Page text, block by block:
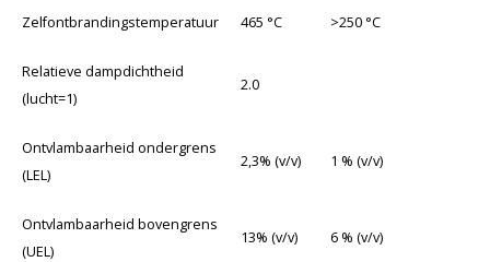
Zelfontbrandingstemperatuur 465 °C >250 °C
Relatieve dampdichtheid
(lucht=1)
2.0
Ontvlambaarheid ondergrens
(LEL)
2,3% (v/v) 1 % (v/v)
Ontvlambaarheid bovengrens
(UEL)
13% (v/v) 6 % (v/v)